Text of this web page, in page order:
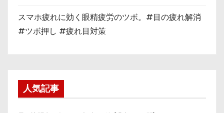
スマホ疲れに効く眼精疲労のツボ。#目の疲れ解消
#ツボ押し #疲れ目対策
人気記事